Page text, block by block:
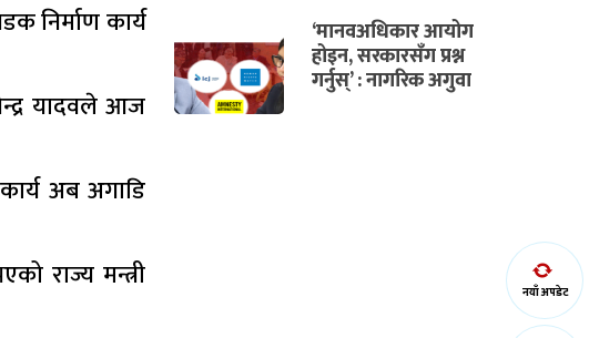
नयाँ अपडेट
निर्माण कार्य
यादवले आज
अब अगाडि
राज्य मन्त्री
‘मानवअधिकार आयोग
होइन, सरकारसँग प्रश्न
गर्नुस्’ : नागरिक अगुवा